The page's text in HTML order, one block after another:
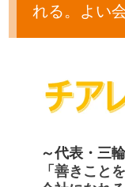
れる。よい
～代表・三
「善きこと